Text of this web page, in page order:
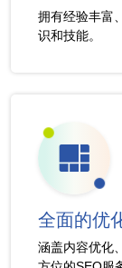
拥有经验丰富
识和技能。
全面的优
涵盖内容优化